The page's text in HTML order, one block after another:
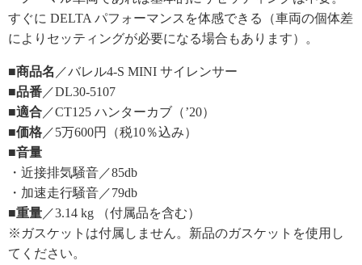
すぐに DELTA パフォーマンスを体感できる（車両の個体差
によりセッティングが必要になる場合もあります）。
■商品名 ／バレル4-S MINI サイレンサー
■品番 ／DL30-5107
■適合 ／CT125 ハンターカブ（’20）
■価格 ／5万600円（税10％込み）
■音量
・近接排気騒音／85db
・加速走行騒音／79db
■重量 ／3.14 kg （付属品を含む）
※ガスケットは付属しません。新品のガスケットを使用し
てください。